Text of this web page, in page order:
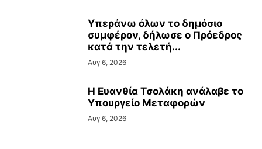
Υπεράνω όλων το δημόσιο
συμφέρον, δήλωσε ο Πρόεδρος
κατά την τελετή...
Αυγ 6, 2026
Η Ευανθία Τσολάκη ανάλαβε το
Υπουργείο Μεταφορών
Αυγ 6, 2026